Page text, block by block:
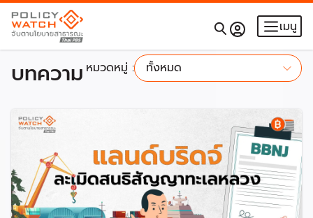
เมนู
บทความ หมวดหมู่ :
ทั้งหมด
ทั้งหมด